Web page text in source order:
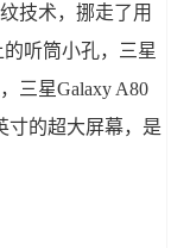
技术，挪走了用
听筒小孔，三星
三星Galaxy A80
寸的超大屏幕，是